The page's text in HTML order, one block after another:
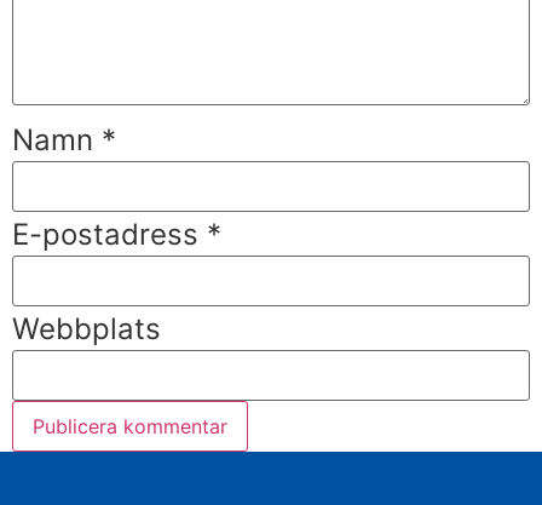
Namn *
E-postadress *
Webbplats